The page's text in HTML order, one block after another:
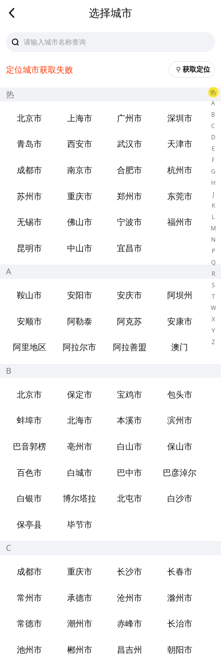
选择城市
热
A
B
C
D
E
F
G
H
J
K
L
M
N
P
Q
R
S
T
W
X
Y
Z
定位城市获取失败 获取定位
热
北京市 上海市 广州市 深圳市
青岛市 西安市 武汉市 天津市
成都市 南京市 合肥市 杭州市
苏州市 重庆市 郑州市 东莞市
无锡市 佛山市 宁波市 福州市
昆明市 中山市 宜昌市
A
鞍山市 安阳市 安庆市 阿坝州
安顺市 阿勒泰 阿克苏 安康市
阿里地区 阿拉尔市 阿拉善盟 澳门
B
北京市 保定市 宝鸡市 包头市
蚌埠市 北海市 本溪市 滨州市
巴音郭楞 亳州市 白山市 保山市
百色市 白城市 巴中市 巴彦淖尔
白银市 博尔塔拉 北屯市 白沙市
保亭县 毕节市
C
成都市 重庆市 长沙市 长春市
常州市 承德市 沧州市 滁州市
常德市 潮州市 赤峰市 长治市
池州市 郴州市 昌吉州 朝阳市